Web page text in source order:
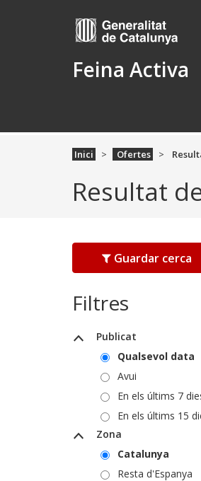
Feina Activa
Inici Ofertes
Resultat
Guardar cerca
Filtres
Publicat
Qualsevol data
Avui
En els últims 7
En els últims 15
Zona
Catalunya
Resta d'Espanya